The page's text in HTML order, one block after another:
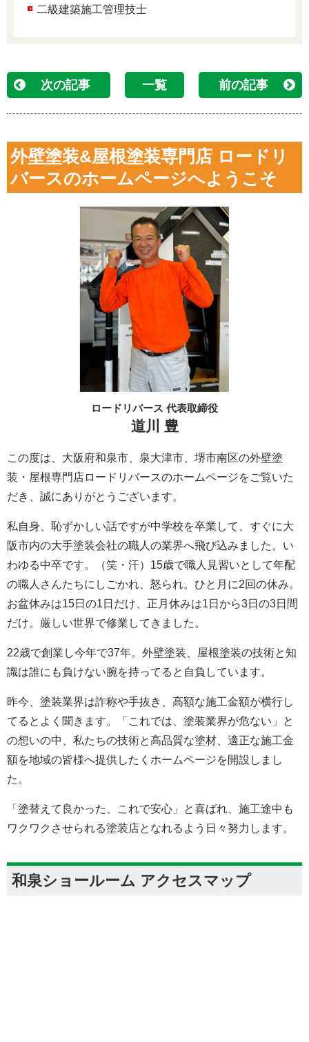
二級建築施工管理技士
次の記事 一覧 前の記事
外壁塗装&屋根塗装専門店 ロードリ
バースのホームページへようこそ
ロードリバース 代表取締役
道川 豊
この度は、大阪府和泉市、泉大津市、堺市南区の外壁塗
装・屋根専門店ロードリバースのホームページをご覧いた
だき、誠にありがとうございます。
私自身、恥ずかしい話ですが中学校を卒業して、すぐに大
阪市内の大手塗装会社の職人の業界へ飛び込みました。い
わゆる中卒です。（笑・汗）15歳で職人見習いとして年配
の職人さんたちにしごかれ、怒られ。ひと月に2回の休み。
お盆休みは15日の1日だけ、正月休みは1日から3日の3日間
だけ。厳しい世界で修業してきました。
22歳で創業し今年で37年。外壁塗装、屋根塗装の技術と知
識は誰にも負けない腕を持ってると自負しています。
昨今、塗装業界は詐称や手抜き、高額な施工金額が横行し
てるとよく聞きます。「これでは、塗装業界が危ない」と
の想いの中、私たちの技術と高品質な塗材、適正な施工金
額を地域の皆様へ提供したくホームページを開設しまし
た。
「塗替えて良かった、これで安心」と喜ばれ、施工途中も
ワクワクさせられる塗装店となれるよう日々努力します。
和泉ショールーム アクセスマップ